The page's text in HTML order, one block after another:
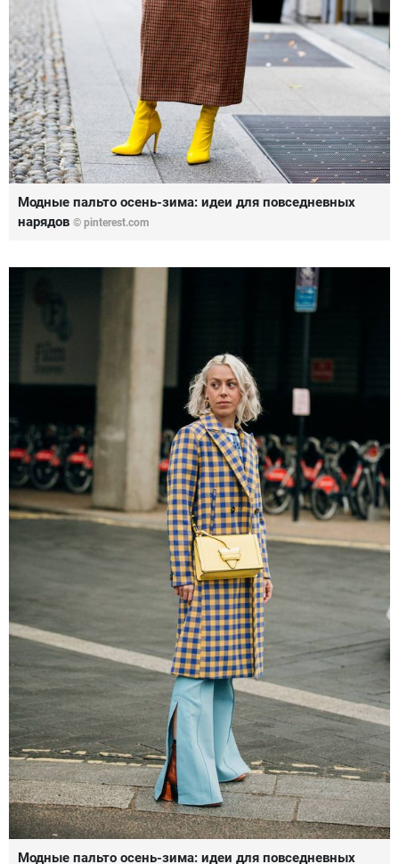
Модные пальто осень-зима: идеи для повседневных
нарядов © pinterest.com
Модные пальто осень-зима: идеи для повседневных